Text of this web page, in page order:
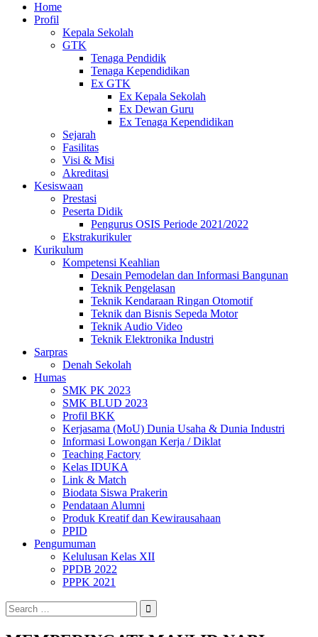
Home
Profil
Kepala Sekolah
GTK
Tenaga Pendidik
Tenaga Kependidikan
Ex GTK
Ex Kepala Sekolah
Ex Dewan Guru
Ex Tenaga Kependidikan
Sejarah
Fasilitas
Visi & Misi
Akreditasi
Kesiswaan
Prestasi
Peserta Didik
Pengurus OSIS Periode 2021/2022
Ekstrakurikuler
Kurikulum
Kompetensi Keahlian
Desain Pemodelan dan Informasi Bangunan
Teknik Pengelasan
Teknik Kendaraan Ringan Otomotif
Teknik dan Bisnis Sepeda Motor
Teknik Audio Video
Teknik Elektronika Industri
Sarpras
Denah Sekolah
Humas
SMK PK 2023
SMK BLUD 2023
Profil BKK
Kerjasama (MoU) Dunia Usaha & Dunia Industri
Informasi Lowongan Kerja / Diklat
Teaching Factory
Kelas IDUKA
Link & Match
Biodata Siswa Prakerin
Pendataan Alumni
Produk Kreatif dan Kewirausahaan
PPID
Pengumuman
Kelulusan Kelas XII
PPDB 2022
PPPK 2021
Search
for: